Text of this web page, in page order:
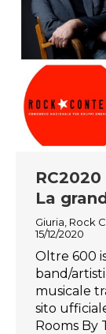
La
Giuria Rock
15/12/2020
Oltre 600
band/
musicale
sito
Rooms By